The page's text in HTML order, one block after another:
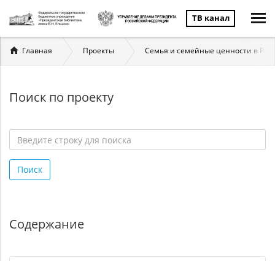
ТВ канал
Вы
здесь
Главная Проекты Семья и семейные ценности в
Поиск по проекту
строку
для
Поиск
Содержание